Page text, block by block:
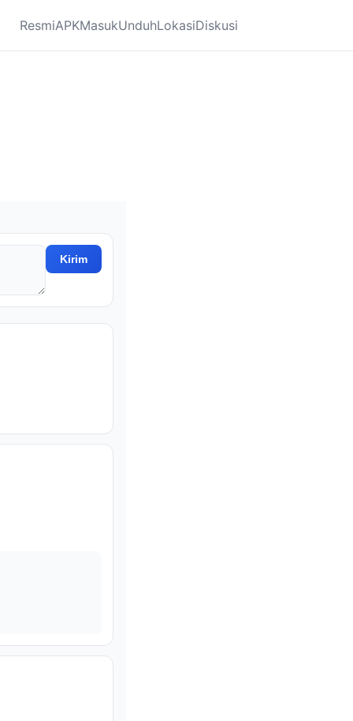
ResmiAPKMasukUnduhLokasiDiskusi
Kirim